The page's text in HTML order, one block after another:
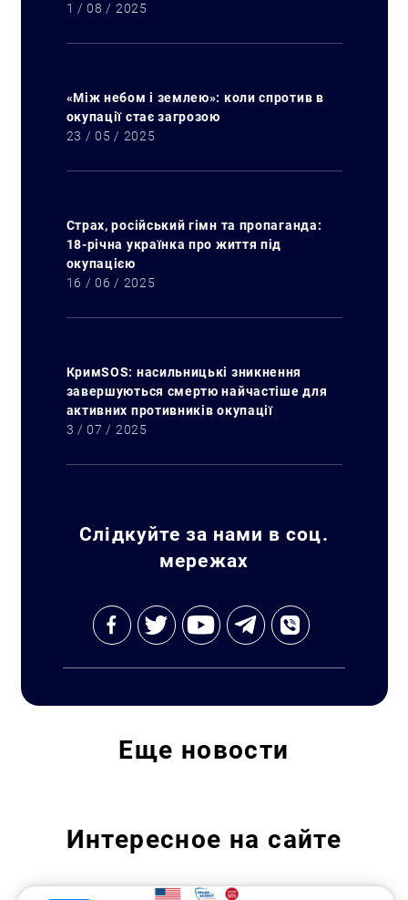
1 / 08 / 2025
«Між небом і землею»: коли спротив в
окупації стає загрозою
23 / 05 / 2025
Страх, російський гімн та пропаганда:
18-річна українка про життя під
окупацією
16 / 06 / 2025
КримSOS: насильницькі зникнення
завершуються смертю найчастіше для
активних противників окупації
3 / 07 / 2025
Слідкуйте за нами в соц.
мережах
Еще новости
Интересное на сайте